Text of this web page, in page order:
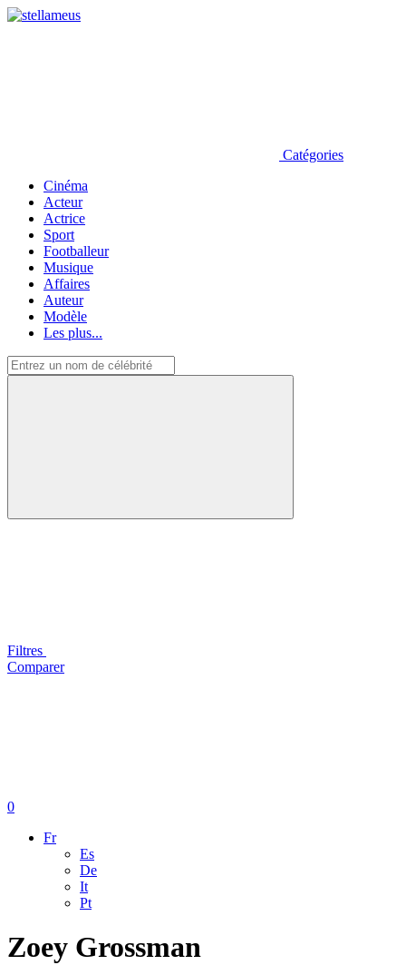
Catégories
Cinéma
Acteur
Actrice
Sport
Footballeur
Musique
Affaires
Auteur
Modèle
Les plus...
Filtres
Comparer
0
Fr
Es
De
It
Pt
Zoey Grossman